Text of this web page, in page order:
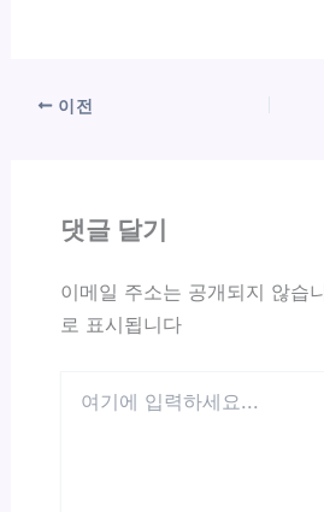
이전
댓글 달기
이메일 주소는 공개되지 않습
로 표시됩니다